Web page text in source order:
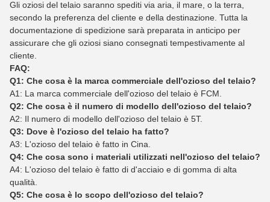
Gli oziosi del telaio saranno spediti via aria, il mare, o la terra,
secondo la preferenza del cliente e della destinazione. Tutta la
documentazione di spedizione sarà preparata in anticipo per
assicurare che gli oziosi siano consegnati tempestivamente al
cliente.
FAQ:
Q1: Che cosa è la marca commerciale dell'ozioso del telaio?
A1: La marca commerciale dell'ozioso del telaio è FCM.
Q2: Che cosa è il numero di modello dell'ozioso del telaio?
A2: Il numero di modello dell'ozioso del telaio è 5T.
Q3: Dove è l'ozioso del telaio ha fatto?
A3: L'ozioso del telaio è fatto in Cina.
Q4: Che cosa sono i materiali utilizzati nell'ozioso del telaio?
A4: L'ozioso del telaio è fatto di d'acciaio e di gomma di alta
qualità.
Q5: Che cosa è lo scopo dell'ozioso del telaio?